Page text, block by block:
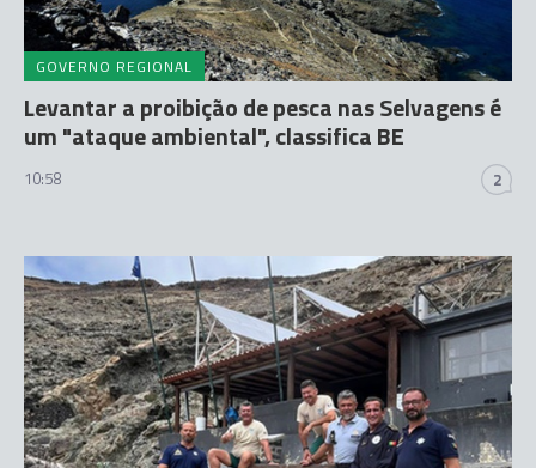
GOVERNO REGIONAL
Levantar a proibição de pesca nas Selvagens é
um "ataque ambiental", classifica BE
10:58 2